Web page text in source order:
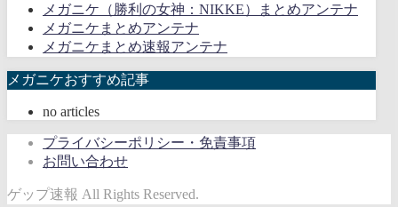
メガニケ（勝利の女神：NIKKE）まとめアンテナ
メガニケまとめアンテナ
メガニケまとめ速報アンテナ
メガニケおすすめ記事
no articles
プライバシーポリシー・免責事項
お問い合わせ
ゲップ速報 All Rights Reserved.